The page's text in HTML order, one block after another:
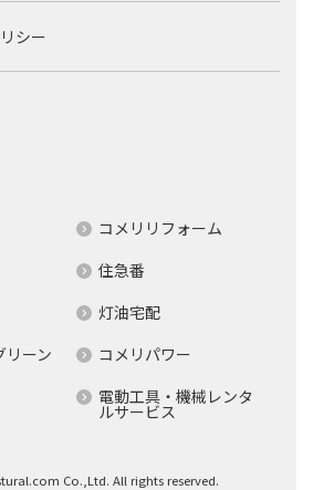
シー
コメリリフォーム
住急番
灯油宅配
リーン
コメリパワー
電動工具・機械レンタ
ルサービス
Co.,Ltd. All rights reserved.